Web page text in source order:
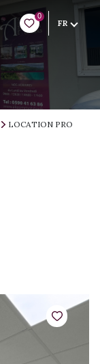
0
FR
LOCATION PRO